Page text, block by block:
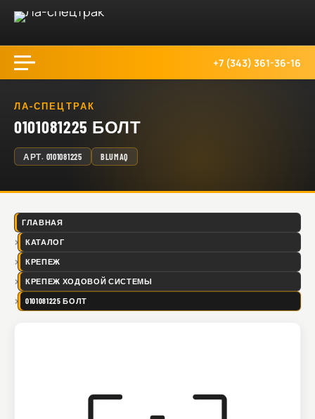
+7 (343) 361-36-16
ЛА-СПЕЦТРАК
0101081225 БОЛТ
АРТ. 0101081225 BLUMAQ
ГЛАВНАЯ
КАТАЛОГ
КРЕПЕЖ
КРЕПЕЖ ХОДОВОЙ СИСТЕМЫ
0101081225 БОЛТ